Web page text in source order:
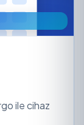
ile cihaz